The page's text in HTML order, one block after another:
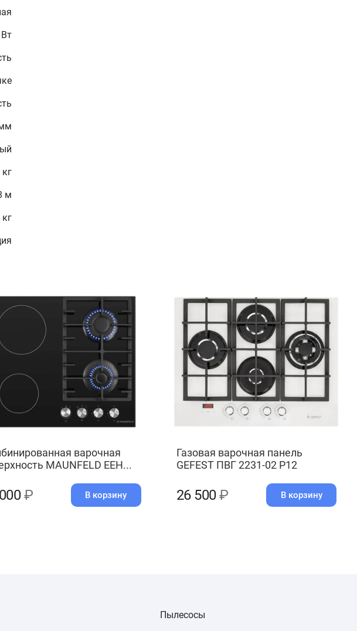
кг
м
кг
варочная
MAUNFELD EEH...
₽ В корзину
Газовая варочная панель
GEFEST ПВГ 2231-02 Р12
26 500₽ В корзину
Пылесосы